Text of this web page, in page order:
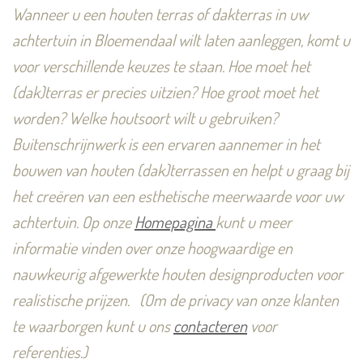
Wanneer u een houten terras of dakterras in uw
achtertuin in Bloemendaal wilt laten aanleggen, komt u
voor verschillende keuzes te staan. Hoe moet het
(dak)terras er precies uitzien? Hoe groot moet het
worden? Welke houtsoort wilt u gebruiken?
Buitenschrijnwerk is een ervaren aannemer in het
bouwen van houten (dak)terrassen en helpt u graag bij
het creëren van een esthetische meerwaarde voor uw
achtertuin. Op onzeHomepaginakunt u meer
informatie vinden over onze hoogwaardige en
nauwkeurig afgewerkte houten designproducten voor
realistische prijzen. (Om de privacy van onze klanten
te waarborgen kunt u onscontacterenvoor
referenties.)